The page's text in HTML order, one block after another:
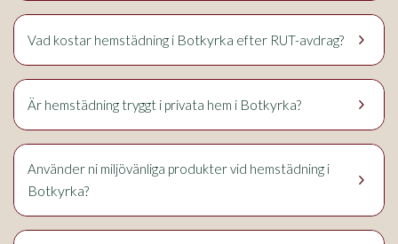
keyboard_arrow_right
Vad kostar hemstädning i Botkyrka efter RUT-avdrag?
keyboard_arrow_right
Är hemstädning tryggt i privata hem i Botkyrka?
keyboard_arrow_right
Använder ni miljövänliga produkter vid hemstädning i
Botkyrka?